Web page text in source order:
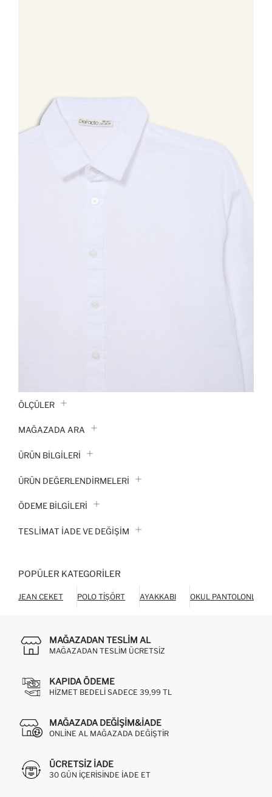
ÖLÇÜLER
MAĞAZADA ARA
ÜRÜN BILGILERI
ÜRÜN DEĞERLENDİRMELERİ
ÖDEME BİLGİLERİ
TESLIMAT İADE VE DEĞIŞIM
POPÜLER KATEGORILER
JEAN CEKET POLO TIŞÖRT AYAKKABI OKUL PANTOLONLARI
MAĞAZADAN TESLIM AL
MAĞAZADAN TESLIM ÜCRETSIZ
KAPIDA ÖDEME
HIZMET BEDELI SADECE 39,99 TL
MAĞAZADA DEĞIŞIM&İADE
ONLINE AL MAĞAZADA DEĞIŞTIR
ÜCRETSIZ IADE
30 GÜN IÇERISINDE IADE ET